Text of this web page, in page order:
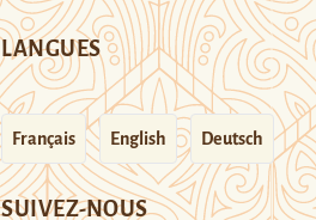
LANGUES
Français English Deutsch
SUIVEZ-NOUS